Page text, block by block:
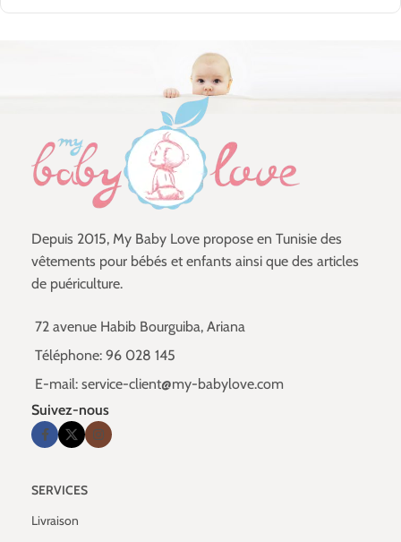
Depuis 2015, My Baby Love propose en Tunisie des
vêtements pour bébés et enfants ainsi que des articles
de puériculture.
72 avenue Habib Bourguiba, Ariana
Téléphone: 96 028 145
E-mail: service-client@my-babylove.com
Suivez-nous
SERVICES
Livraison